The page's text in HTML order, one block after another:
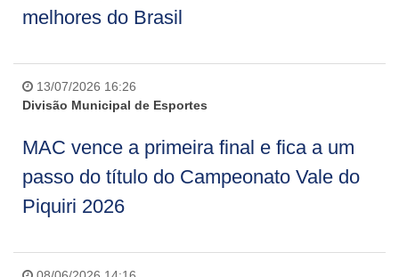
melhores do Brasil
13/07/2026 16:26
Divisão Municipal de Esportes
MAC vence a primeira final e fica a um
passo do título do Campeonato Vale do
Piquiri 2026